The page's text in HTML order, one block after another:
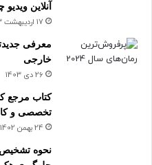
آنلاین
17 اردیبهشت 1403
معرفی
خارجی
26 دی 1403
کتاب مرجع
تخصصی و
24 بهمن 1402